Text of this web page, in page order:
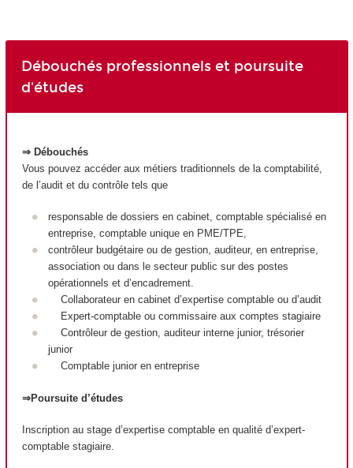
Débouchés professionnels et poursuite
d'études
⇒ Débouchés
Vous pouvez accéder aux métiers traditionnels de la comptabilité,
de l’audit et du contrôle tels que
responsable de dossiers en cabinet, comptable spécialisé en
entreprise, comptable unique en PME/TPE,
contrôleur budgétaire ou de gestion, auditeur, en entreprise,
association ou dans le secteur public sur des postes
opérationnels et d’encadrement.
Collaborateur en cabinet d’expertise comptable ou d’audit
Expert-comptable ou commissaire aux comptes stagiaire
Contrôleur de gestion, auditeur interne junior, trésorier
junior
Comptable junior en entreprise
⇒Poursuite d’études
Inscription au stage d’expertise comptable en qualité d’expert-
comptable stagiaire.